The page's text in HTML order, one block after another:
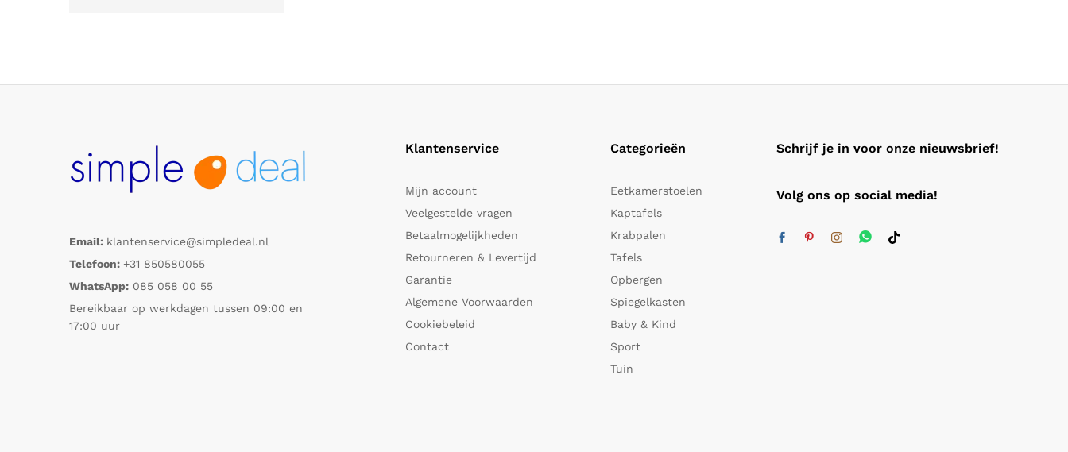
Email: klantenservice@simpledeal.nl
Telefoon: +31 850580055
WhatsApp: 085 058 00 55
Bereikbaar op werkdagen tussen 09:00 en
17:00 uur
Klantenservice
Mijn account
Veelgestelde vragen
Betaalmogelijkheden
Retourneren & Levertijd
Garantie
Algemene Voorwaarden
Cookiebeleid
Contact
Categorieën
Eetkamerstoelen
Kaptafels
Krabpalen
Tafels
Opbergen
Spiegelkasten
Baby & Kind
Sport
Tuin
Schrijf je in voor onze nieuwsbrief!
Volg ons op social media!